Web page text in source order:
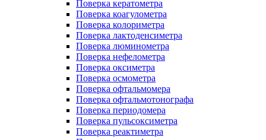
Поверка кератометра
Поверка коагулометра
Поверка колориметра
Поверка лактоденсиметра
Поверка люминометра
Поверка нефелометра
Поверка оксиметра
Поверка осмометра
Поверка офтальмомера
Поверка офтальмотонографа
Поверка периодомера
Поверка пульсоксиметра
Поверка реактиметра